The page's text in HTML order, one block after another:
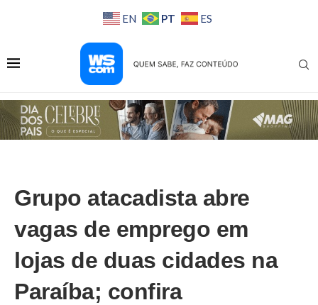
EN PT ES
Grupo atacadista abre
vagas de emprego em
lojas de duas cidades na
Paraíba; confira